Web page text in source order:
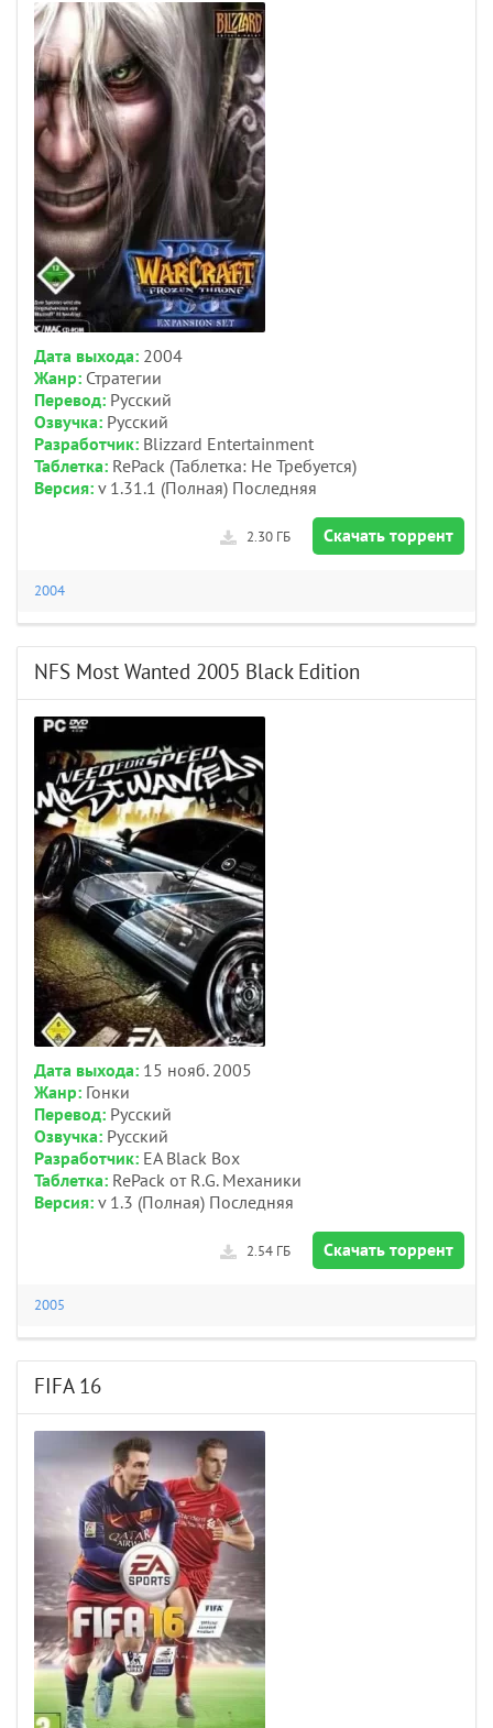
Дата выхода: 2004
Жанр: Стратегии
Перевод: Русский
Озвучка: Русский
Разработчик: Blizzard Entertainment
Таблетка: RePack (Таблетка: Не Требуется)
Версия: v 1.31.1 (Полная) Последняя
Скачать торрент
2.30 ГБ
2004
NFS Most Wanted 2005 Black Edition
Дата выхода: 15 нояб. 2005
Жанр: Гонки
Перевод: Русский
Озвучка: Русский
Разработчик: EA Black Box
Таблетка: RePack от R.G. Механики
Версия: v 1.3 (Полная) Последняя
Скачать торрент
2.54 ГБ
2005
FIFA 16